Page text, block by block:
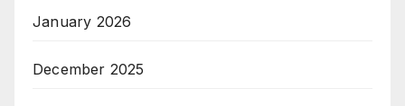
January 2026
December 2025